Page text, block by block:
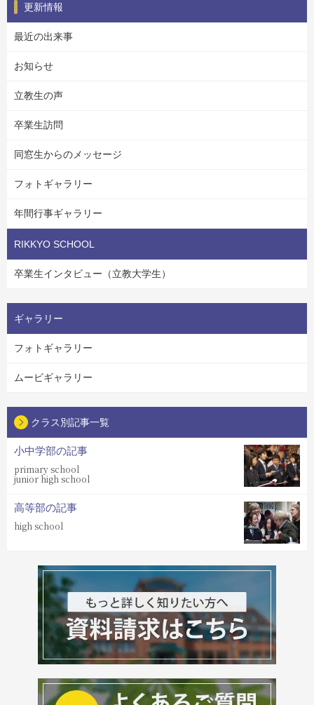
更新情報
最近の出来事
お知らせ
立教生の声
卒業生訪問
同窓生からのメッセージ
フォトギャラリー
年間行事ギャラリー
RIKKYO SCHOOL
卒業生インタビュー（立教大学生）
ギャラリー
フォトギャラリー
ムービギャラリー
クラス別記事一覧
小中学部の記事
primary school
junior high school
高等部の記事
high school